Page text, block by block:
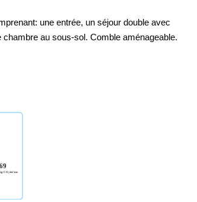
une entrée, un séjour double avec
au sous-sol. Comble aménageable.